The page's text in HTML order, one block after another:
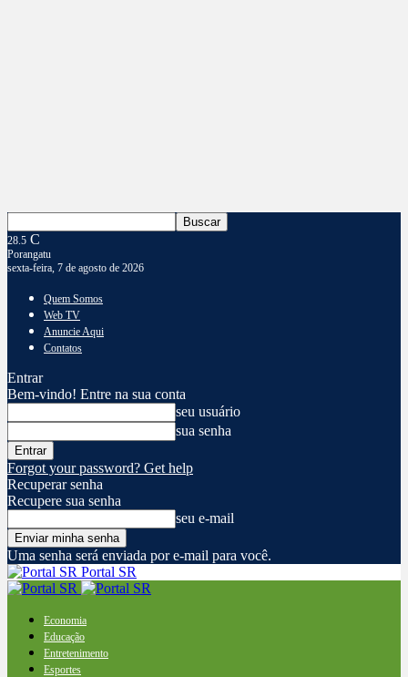
28.5 C
Porangatu
sexta-feira, 7 de agosto de 2026
Quem Somos
Web TV
Anuncie Aqui
Contatos
Entrar
Bem-vindo! Entre na sua conta
seu usuário
sua senha
Forgot your password? Get help
Recuperar senha
Recupere sua senha
seu e-mail
Uma senha será enviada por e-mail para você.
Portal SR
Economia
Educação
Entretenimento
Esportes